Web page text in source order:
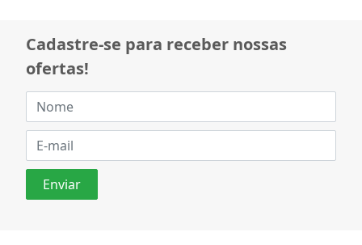
Cadastre-se para receber nossas
ofertas!